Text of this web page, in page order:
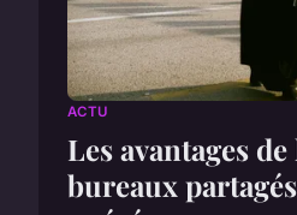
ACTU
Les avantages
bureaux